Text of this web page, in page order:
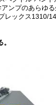
ンプのあらゆ
ックス1310/